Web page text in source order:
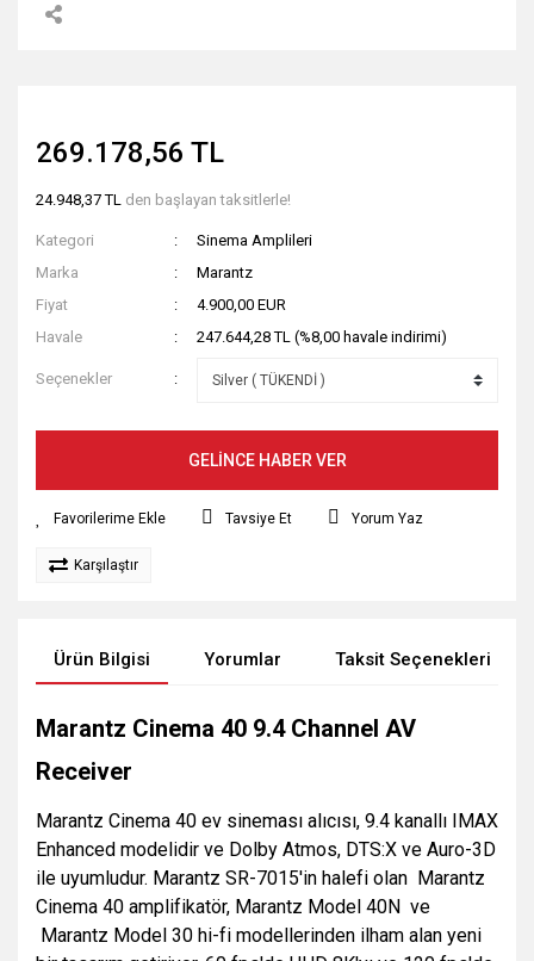
269.178,56 TL
24.948,37 TL den başlayan taksitlerle!
Kategori
Sinema Amplileri
Marka
Marantz
Fiyat
4.900,00 EUR
Havale
247.644,28 TL (%8,00 havale indirimi)
Seçenekler
GELİNCE HABER VER
Tavsiye Et Yorum Yaz
Karşılaştır
Ürün Bilgisi Yorumlar Taksit Seçenekleri
Marantz Cinema 40 9.4 Channel AV
Receiver
Marantz Cinema 40 ev sineması alıcısı, 9.4 kanallı IMAX
Enhanced modelidir ve Dolby Atmos, DTS:X ve Auro-3D
ile uyumludur. Marantz SR-7015'in halefi olan Marantz
Cinema 40 amplifikatör, Marantz Model 40N ve
Marantz Model 30 hi-fi modellerinden ilham alan yeni